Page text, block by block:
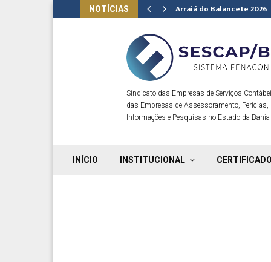
NOTÍCIAS Arraiá do Balancete 2026
Sindicato das Empresas de Serviços
das Empresas de Assessoramento, Perícias,
Informações e Pesquisas no Estado da Bahia
INÍCIO INSTITUCIONAL